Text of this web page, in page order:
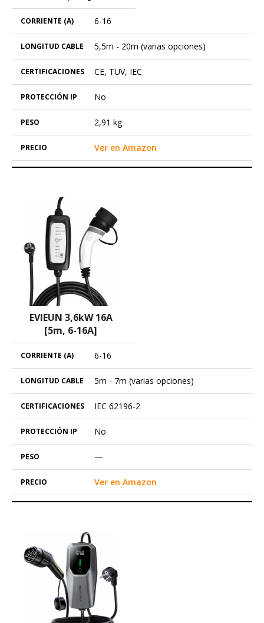
6-16
5,5m - 20m (varias opciones)
CE, TUV, IEC
No
2,91 kg
Ver en Amazon
EVIEUN 3,6kW 16A
[5m, 6-16A]
6-16
5m - 7m (varias opciones)
IEC 62196-2
No
—
Ver en Amazon